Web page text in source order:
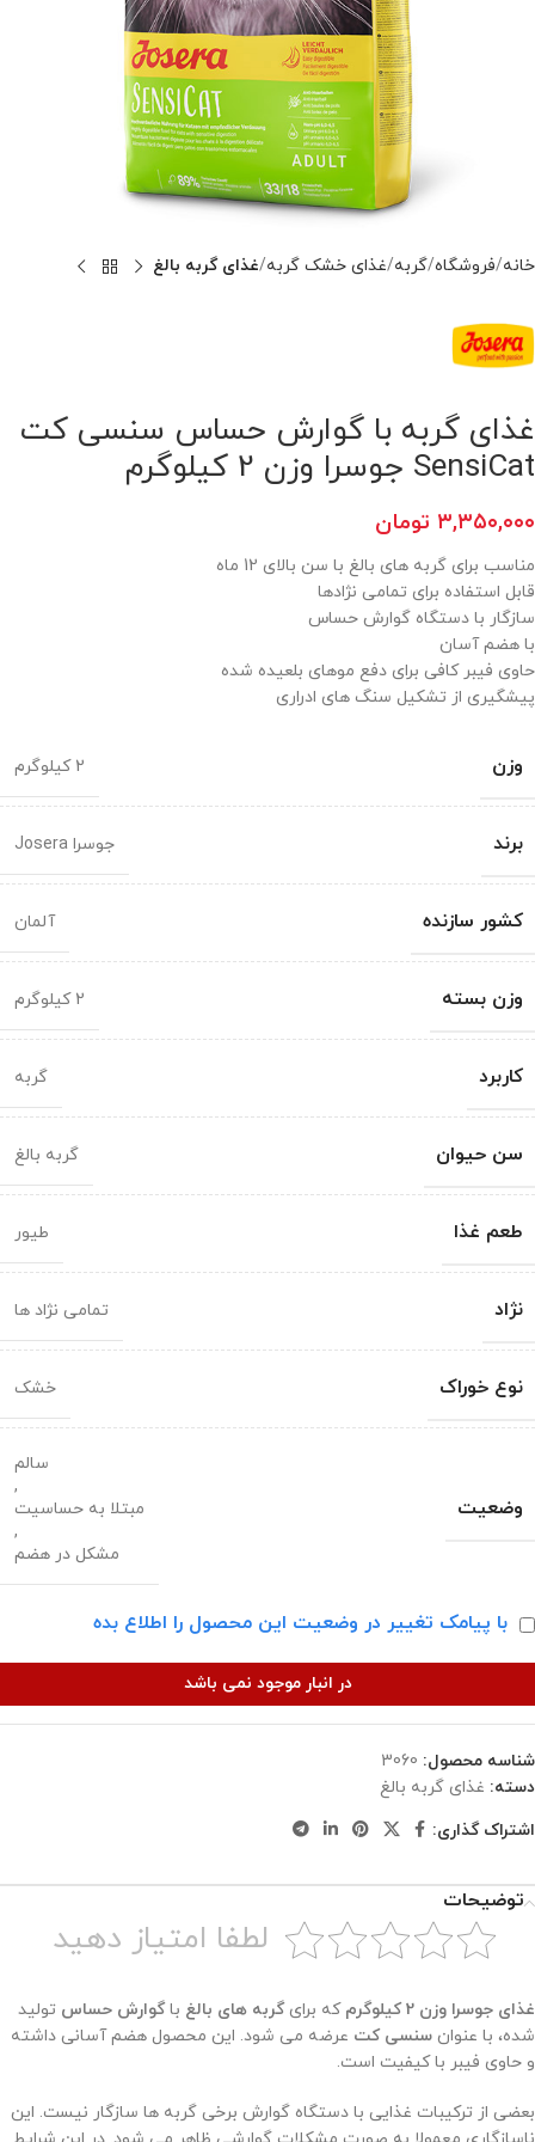
خانه فروشگاه گربه غذای خشک گربه غذای گربه بالغ
غذای گربه با گوارش حساس سنسی کت
SensiCat جوسرا وزن 2 کیلوگرم
۳,۳۵۰,۰۰۰ تومان
مناسب برای گربه های بالغ با سن بالای 12 ماه
قابل استفاده برای تمامی نژادها
سازگار با دستگاه گوارش حساس
با هضم آسان
حاوی فیبر کافی برای دفع موهای بلعیده شده
پیشگیری از تشکیل سنگ های ادراری
وزن 2 کیلوگرم
برند جوسرا Josera
کشور سازنده آلمان
وزن بسته 2 کیلوگرم
کاربرد گربه
سن حیوان گربه بالغ
طعم غذا طیور
نژاد تمامی نژاد ها
نوع خوراک خشک
وضعیت
سالم
,
مبتلا به حساسیت
,
مشکل در هضم
با پیامک تغییر در وضعیت این محصول را اطلاع بده
در انبار موجود نمی باشد
شناسه محصول: 3060
دسته: غذای گربه بالغ
اشتراک گذاری:
توضیحات
لطفا امتیاز دهید
غذای جوسرا وزن 2 کیلوگرم که برایگربه های بالغ باگوارش حساس تولید
شده، با عنوان سنسی کت عرضه می شود. این محصول هضم آسانی داشته
و حاوی فیبر با کیفیت است.
بعضی از ترکیبات غذایی با دستگاه گوارش برخی گربه ها سازگار نیست. این